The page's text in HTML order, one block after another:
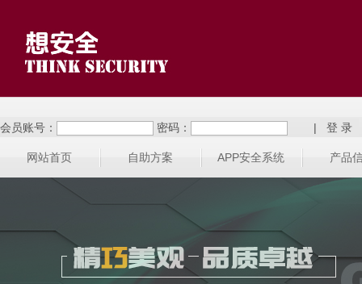
会员账号： 密码： |
网站首页 自助方案 APP安全系统 产品